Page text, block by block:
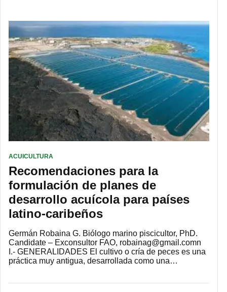
ACUICULTURA
Recomendaciones para la
formulación de planes de
desarrollo acuícola para países
latino-caribeños
Germán Robaina G. Biólogo marino piscicultor, PhD.
Candidate – Exconsultor FAO, robainag@gmail.comn
I.- GENERALIDADES El cultivo o cría de peces es una
práctica muy antigua, desarrollada como una…